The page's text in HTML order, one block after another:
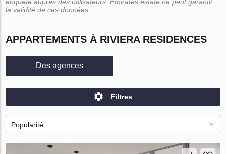
la validité de ces données.
APPARTEMENTS À RIVIERA RESIDENCES
Des agences
Filtres
Popularité